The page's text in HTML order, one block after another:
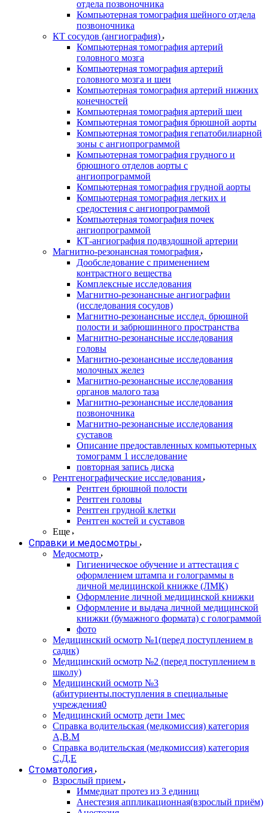
отдела позвоночника
Компьютерная томография шейного отдела
позвоночника
КТ сосудов (ангиография)
Компьютерная томография артерий
головного мозга
Компьютерная томография артерий
головного мозга и шеи
Компьютерная томография артерий нижних
конечностей
Компьютерная томография артерий шеи
Компьютерная томография брюшной аорты
Компьютерная томография гепатобилиарной
зоны с ангиопрограммой
Компьютерная томография грудного и
брюшного отделов аорты с
ангиопрограммой
Компьютерная томография грудной аорты
Компьютерная томография легких и
средостения с ангиопрограммой
Компьютерная томография почек
ангиопрограммой
КТ-ангиография подвздошной артерии
Магнитно-резонансная томография
Дообследование с применением
контрастного вещества
Комплексные исследования
Магнитно-резонансные ангиографии
(исследования сосудов)
Магнитно-резонансные исслед. брюшной
полости и забрюшинного пространства
Магнитно-резонансные исследования
головы
Магнитно-резонансные исследования
молочных желез
Магнитно-резонансные исследования
органов малого таза
Магнитно-резонансные исследования
позвоночника
Магнитно-резонансные исследования
суставов
Описание предоставленных компьютерных
томограмм 1 исследование
повторная запись диска
Рентгенографические исследования
Рентген брюшной полости
Рентген головы
Рентген грудной клетки
Рентген костей и суставов
Еще
Справки и медосмотры
Медосмотр
Гигиеническое обучение и аттестация с
оформлением штампа и голограммы в
личной медицинской книжке (ЛМК)
Оформление личной медицинской книжки
Оформление и выдача личной медицинской
книжки (бумажного формата) с голограммой
фото
Медицинский осмотр №1(перед поступлением в
садик)
Медицинский осмотр №2 (перед поступлением в
школу)
Медицинский осмотр №3
(абитуриенты.поступления в специальные
учреждения0
Медицинский осмотр дети 1мес
Справка водительская (медкомиссия) категория
А,В.М
Справка водительская (медкомиссия) категория
С,Д,Е
Стоматология
Взрослый прием
Иммедиат протез из 3 единиц
Анестезия аппликационная(взрослый приём)